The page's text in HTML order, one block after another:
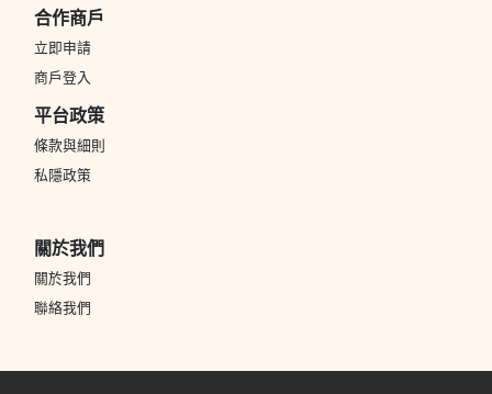
合作商戶
立即申請
商戶登入
平台政策
條款與細則
私隱政策
關於我們
關於我們
聯絡我們